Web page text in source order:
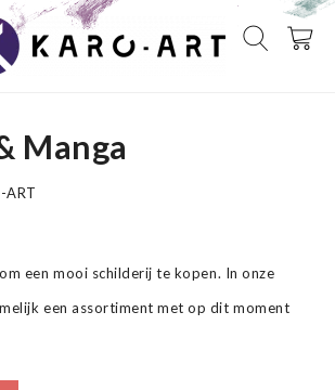
Fantasy & Manga
Manga
ART
een mooi schilderij te kopen. In onze
een assortiment met op dit moment
En elke dag komen er nieuwe doeken bij.
canvas tot aan onze schitterende canvas